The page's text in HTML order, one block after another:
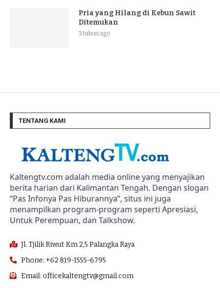
Pria yang Hilang di Kebun Sawit
Ditemukan
3 tahun ago
TENTANG KAMI
Kaltengtv.com adalah media online yang menyajikan
berita harian dari Kalimantan Tengah. Dengan slogan
“Pas Infonya Pas Hiburannya”, situs ini juga
menampilkan program-program seperti Apresiasi,
Untuk Perempuan, dan Talkshow.
Jl. Tjilik Riwut Km 2,5 Palangka Raya
Phone: +62 819-1555-6795
Email: officekaltengtv@gmail.com